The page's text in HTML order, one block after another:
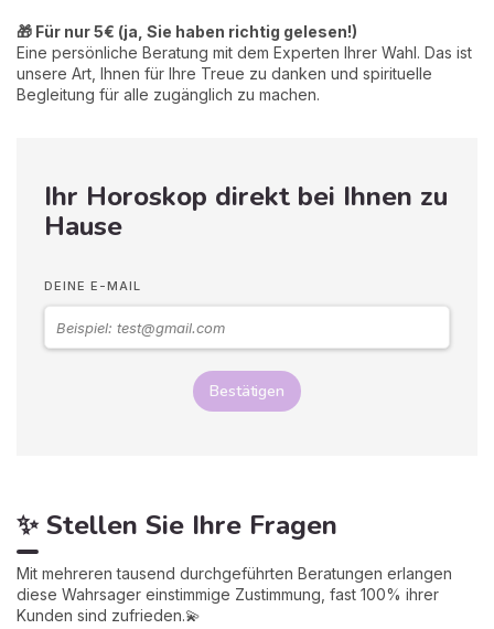
🎁 Für nur 5€ (ja, Sie haben richtig gelesen!)
Eine persönliche Beratung mit dem Experten Ihrer Wahl. Das ist
unsere Art, Ihnen für Ihre Treue zu danken und spirituelle
Begleitung für alle zugänglich zu machen.
Ihr Horoskop direkt bei Ihnen zu
Hause
DEINE E-MAIL
Bestätigen
✨ Stellen Sie Ihre Fragen
Mit mehreren tausend durchgeführten Beratungen erlangen
diese Wahrsager einstimmige Zustimmung, fast 100% ihrer
Kunden sind zufrieden.💫